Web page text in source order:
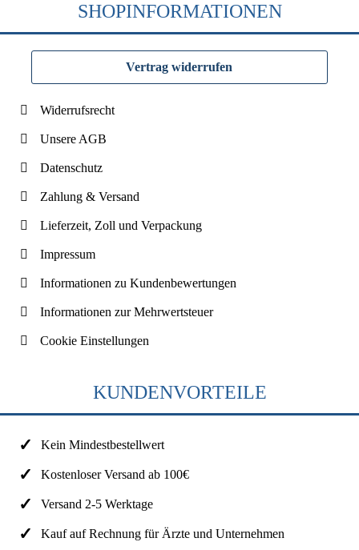
SHOPINFORMATIONEN
Vertrag widerrufen
Widerrufsrecht
Unsere AGB
Datenschutz
Zahlung & Versand
Lieferzeit, Zoll und Verpackung
Impressum
Informationen zu Kundenbewertungen
Informationen zur Mehrwertsteuer
Cookie Einstellungen
KUNDENVORTEILE
Kein Mindestbestellwert
Kostenloser Versand ab 100€
Versand 2-5 Werktage
Kauf auf Rechnung für Ärzte und Unternehmen